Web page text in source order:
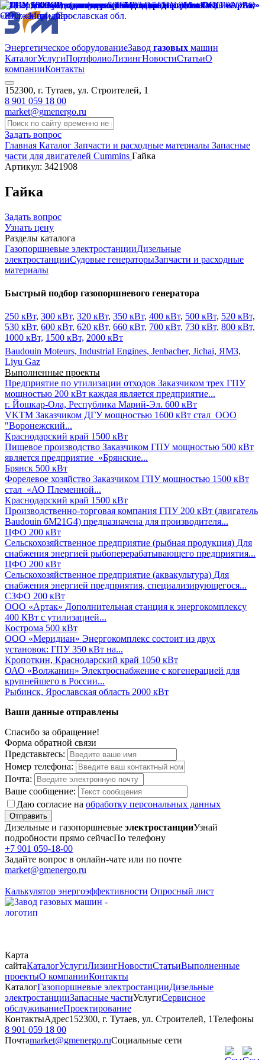
Энергетическое оборудованиеЗавод газовых машин
КаталогУслугиПортфолиоЛизингНовостиСтатьиО
компанииКонтакты
152300, г. Тутаев, ул. Строителей, 1
8 901 059 18 00
market@gmenergo.ru
Задать вопрос
Главная Каталог Запчасти и расходные материалы Запасные
части для двигателей Cummins Гайка
Артикул: 3421908
Гайка
Задать вопрос
Узнать цену
Разделы каталога
Газопоршневые электростанцииДизельные
электростанцииСудовые генераторыЗапчасти и расходные
материалы
Быстрый подбор газопоршневого генератора
250 кВт, 300 кВт, 320 кВт, 350 кВт, 400 кВт, 500 кВт, 520 кВт,
530 кВт, 600 кВт, 620 кВт, 660 кВт, 700 кВт, 730 кВт, 800 кВт,
1000 кВт, 1500 кВт, 2000 кВт
Baudouin Moteurs, Industrial Engines, Jenbacher, Jichai, ЯМЗ,
Liyu Gaz
Выполненные проекты
Предприятие по утилизации отходов Заказчиком трех ГПУ
мощностью 200 кВт каждая является предприятие...
г. Йошкар-Ола, Республика Марий-Эл. 600 кВт
VKTM Заказчиком ДГУ мощностью 1600 кВт стал ООО
"Воронежский...
Краснодарский край 1500 кВт
Пищевое производство Заказчиком ГПУ мощностью 500 кВт
является предприятие «Брянские...
Брянск 500 кВт
Форелевое хозяйство Заказчиком ГПУ мощностью 1500 кВт
стал «АО Племенной...
Краснодарский край 1500 кВт
Производственно-торговая компания ГПУ 200 кВт (двигатель
Baudouin 6M21G4) предназначена для производителя...
ЦФО 200 кВт
Сельскохозяйственное предприятие (рыбная продукция) Для
снабжения энергией рыбоперерабатывающего предприятия...
ЦФО 200 кВт
Сельскохозяйственное предприятие (аквакультура) Для
снабжения энергией предприятия, специализирующегося...
СЗФО 200 кВт
ООО «Артак» Дополнительная станция к энергокомплексу
400 КВт с утилизацией...
Кострома 500 кВт
ООО «Меридиан» Энергокомплекс состоит из двух
установок: ГПУ 350 кВт на...
Кропоткин, Краснодарский край 1050 кВт
ОАО «Волжанин» Электроснабжение с когенерацией для
крупнейшего в России...
Рыбинск, Ярославская область 2000 кВт
Ваши данные отправлены
Спасибо за обращение!
Форма обратной связи
Представьтесь:
Номер телефона:
Почта:
Ваше сообщение:
Даю согласие на обработку персональных данных
Отправить
Дизельные и газопоршневые электростанцииУзнай
подробности прямо сейчасПо телефону
+7 901 059-18-00
Задайте вопрос в онлайн-чате или по почте
market@gmenergo.ru
Калькулятор энергоэффективности Опросный лист
Карта
сайтаКаталогУслугиЛизингНовостиСтатьиВыполненные
проектыО компанииКонтакты
КаталогГазопоршневые электростанцииДизельные
электростанцииЗапасные частиУслугиСервисное
обслуживаниеПроектирование
КонтактыАдрес152300, г. Тутаев, ул. Строителей, 1Телефоны
8 901 059 18 00
Почтаmarket@gmenergo.ruСоциальные сети